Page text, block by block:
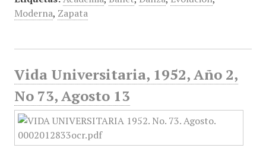
Moderna, Zapata
Vida Universitaria, 1952, Año 2,
No 73, Agosto 13